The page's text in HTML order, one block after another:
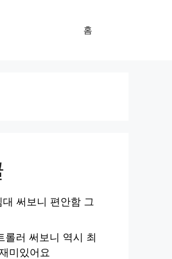
홈
써보니 편안함 그
러 써보니 역시 최
미있어요